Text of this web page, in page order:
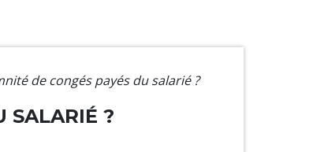
de congés payés du salarié ?
SALARIÉ ?